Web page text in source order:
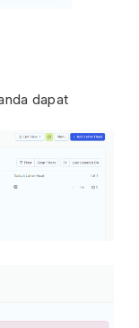
dapat